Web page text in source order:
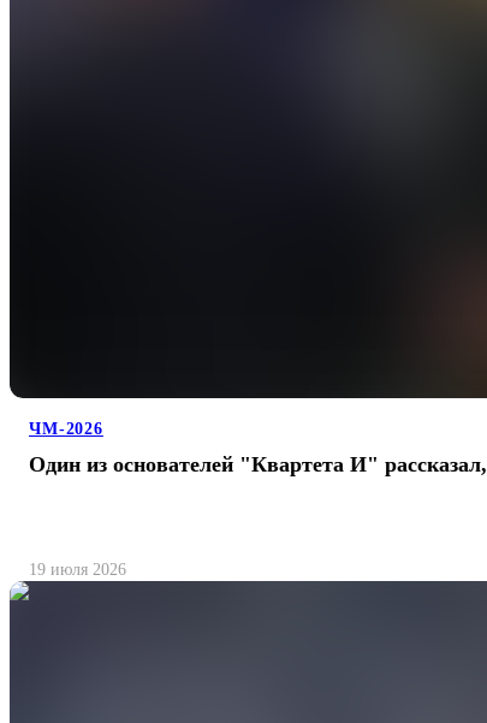
ЧМ-2026
Один из основателей "Квартета И" рассказал,
19 июля 2026